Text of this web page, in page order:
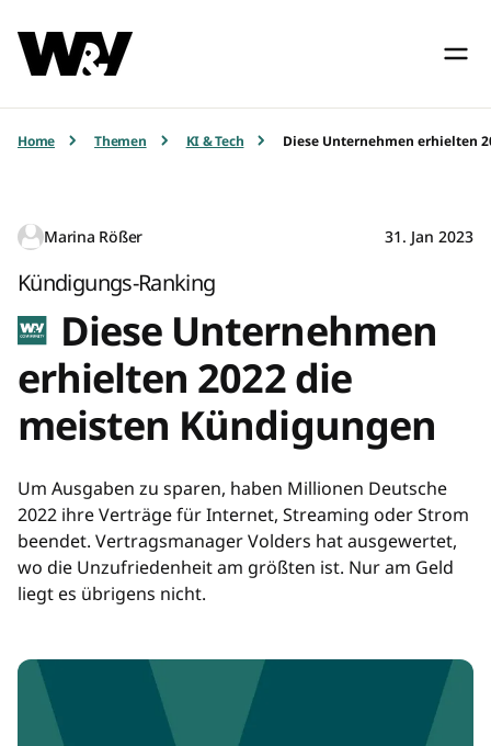
Home Themen KI & Tech Diese Unternehmen erhielten
Marina Rößer 31. Jan 2023
Kündigungs-Ranking
Diese Unternehmen
erhielten 2022 die
meisten Kündigungen
Um Ausgaben zu sparen, haben Millionen Deutsche
2022 ihre Verträge für Internet, Streaming oder Strom
beendet. Vertragsmanager Volders hat ausgewertet,
wo die Unzufriedenheit am größten ist. Nur am Geld
liegt es übrigens nicht.